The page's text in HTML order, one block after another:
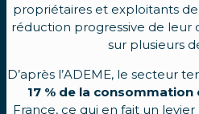
propriétaires et exploitants
réduction progressive de leur
sur plusieurs
D’après l’ADEME, le secteur
17 % de la
France, ce qui en fait un